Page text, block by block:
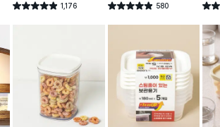
별점 4.9점 1,176
건 작성 별점 4.9점 580
건 작성 별점